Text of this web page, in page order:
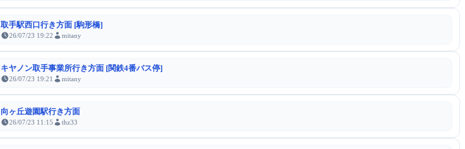
取手駅西口行き方面 [駒形橋]
26/07/23 19:22 mitany
キヤノン取手事業所行き方面 [関鉄4番バス停]
26/07/23 19:21 mitany
向ヶ丘遊園駅行き方面
26/07/23 11:15 thz33